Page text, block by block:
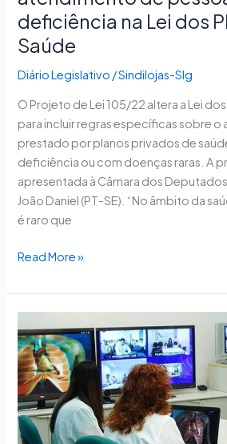
deficiência na Lei dos
Saúde
Diário Legislativo /Sindilojas-Slg
O Projeto de Lei 105/22 altera a Lei
para incluir regras específicas sobre
prestado por planos privados de
deficiência ou com doenças raras. A
apresentada à Câmara dos
João Daniel (PT-SE). “No âmbito da
é raro que
Saúde
Read More »
cria
Programa
Brasileiro
de
Telemedicina
para